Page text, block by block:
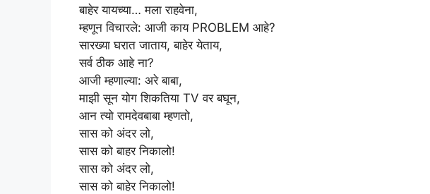
बाहेर यायच्या… मला राहवेना,
म्हणून विचारले: आजी काय PROBLEM आहे?
सारख्या घरात जाताय, बाहेर येताय,
सर्व ठीक आहे ना?
आजी म्हणाल्या: अरे बाबा,
माझी सून योग शिकतिया TV वर बघून,
आन त्यो रामदेवबाबा म्हणतो,
सास को अंदर लो,
सास को बाहर निकालो!
सास को अंदर लो,
सास को बाहेर निकालो!